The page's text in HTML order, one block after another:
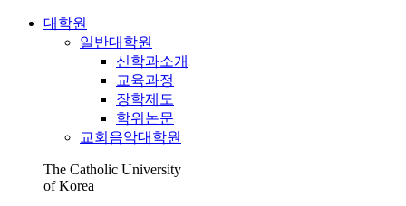
대학원
일반대학원
신학과소개
교육과정
장학제도
학위논문
교회음악대학원
The Catholic University
of Korea